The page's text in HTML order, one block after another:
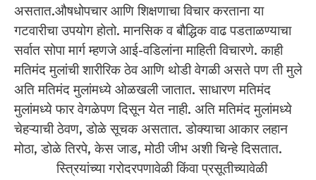
असतात.औषधोपचार आणि शिक्षणाचा विचार करताना या
गटवारीचा उपयोग होतो. मानसिक व बौद्धिक वाढ पडताळण्याचा
सर्वात सोपा मार्ग म्हणजे आई-वडिलांना माहिती विचारणे. काही
मतिमंद मुलांची शारीरिक ठेव आणि थोडी वेगळी असते पण ती मुले
अति मतिमंद मुलांमध्ये ओळखली जातात. साधारण मतिमंद
मुलांमध्ये फार वेगळेपण दिसून येत नाही. अति मतिमंद मुलांमध्ये
चेहऱ्याची ठेवण, डोळे सूचक असतात. डोक्याचा आकार लहान
मोठा, डोळे तिरपे, केस जाड, मोठी जीभ अशी चिन्हे दिसतात.
स्त्रियांच्या गरोदरपणावेळी किंवा प्रसूतीच्यावेळी